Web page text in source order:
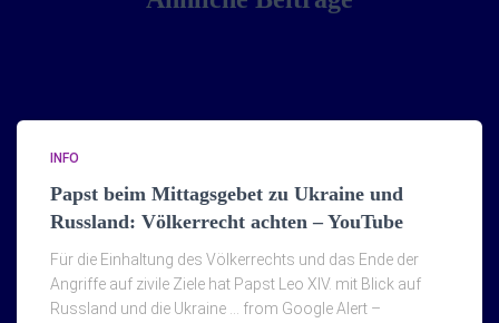
INFO
Papst beim Mittagsgebet zu Ukraine und
Russland: Völkerrecht achten – YouTube
Für die Einhaltung des Völkerrechts und das Ende der
Angriffe auf zivile Ziele hat Papst Leo XIV. mit Blick auf
Russland und die Ukraine … from Google Alert –